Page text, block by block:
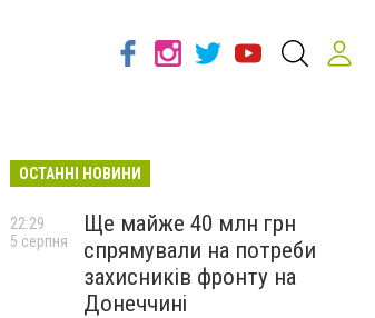
ОСТАННІ НОВИНИ
Ще майже 40 млн грн
спрямували на потреби
захисників фронту на
Донеччині
22:29
5 серпня